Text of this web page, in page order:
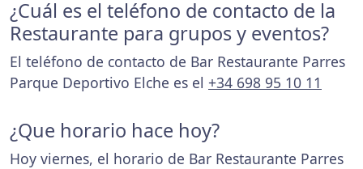
¿Cuál es el teléfono de contacto de la
Restaurante para grupos y eventos?
El teléfono de contacto de Bar Restaurante Parres
Parque Deportivo Elche es el +34 698 95 10 11
¿Que horario hace hoy?
Hoy viernes, el horario de Bar Restaurante Parres